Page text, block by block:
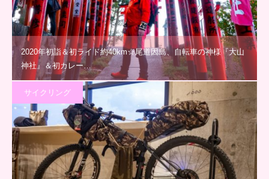
2020年初詣＆初ライド約40km☆尾道因島、自転車の神様『大山
神社』＆初カレー…
サイクリング